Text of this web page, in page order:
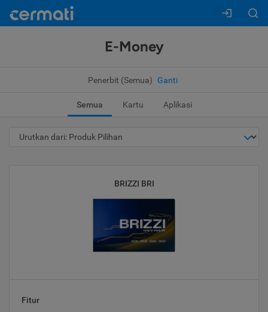
E-Money
Penerbit (Semua) Ganti
Semua Kartu Aplikasi
BRIZZI BRI
Fitur